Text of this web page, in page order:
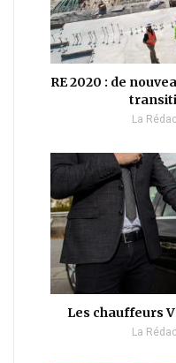
RE 2020 : de
La
Les chauffeurs
La